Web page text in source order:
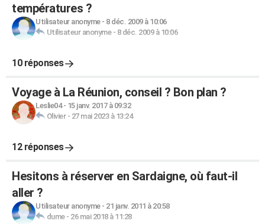
températures ?
Utilisateur anonyme- 8 déc. 2009 à 10:06
Utilisateur anonyme- 8 déc. 2009 à 10:06
10 réponses
Voyage à La Réunion, conseil ? Bon plan ?
Leslie04- 15 janv. 2017 à 09:32
Olivier- 27 mai 2023 à 13:24
12 réponses
Hesitons à réserver en Sardaigne, où faut-il
aller ?
Utilisateur anonyme- 21 janv. 2011 à 20:58
dume- 26 mai 2018 à 11:28